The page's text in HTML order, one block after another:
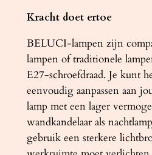
Kracht doet ertoe
BELUCI-lampen zijn
lampen of traditionele
E27-schroefdraad. Je kunt
eenvoudig aanpassen aan
lamp met een lager
wandkandelaar als
gebruik een sterkere